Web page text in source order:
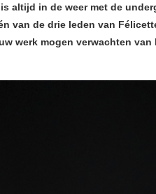
is altijd in de weer met de
van de drie leden van
werk mogen verwachten